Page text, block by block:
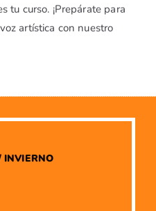
tu curso. ¡Prepárate para
artística con nuestro
INVIERNO